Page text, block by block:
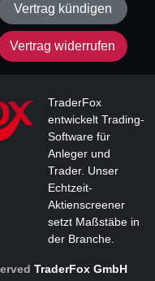
Vertrag kündigen
Vertrag widerrufen
TraderFox
entwickelt Trading-
Software für
Anleger und
Trader. Unser
Echtzeit-
Aktienscreener
setzt Maßstäbe in
der Branche.
TraderFox GmbH